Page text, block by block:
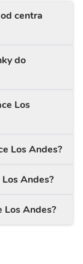
centra
do
Los
Los Andes?
Andes?
Los Andes?